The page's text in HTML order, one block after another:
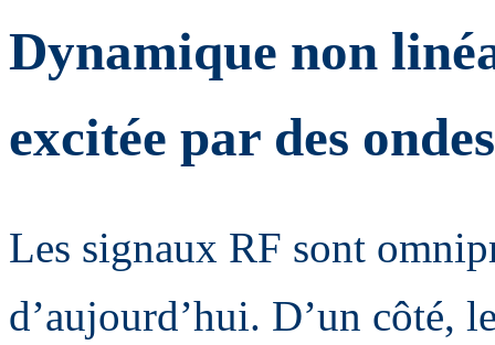
Dynamique non
excitée par des
Les signaux RF sont
d’aujourd’hui. D’un côté,